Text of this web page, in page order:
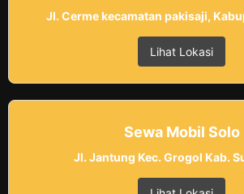
Jl. Cerme kecamatan pakisaji,
Lihat Lokasi
Sewa Mobil Solo
Jl. Jantung Kec. Grogol Kab.